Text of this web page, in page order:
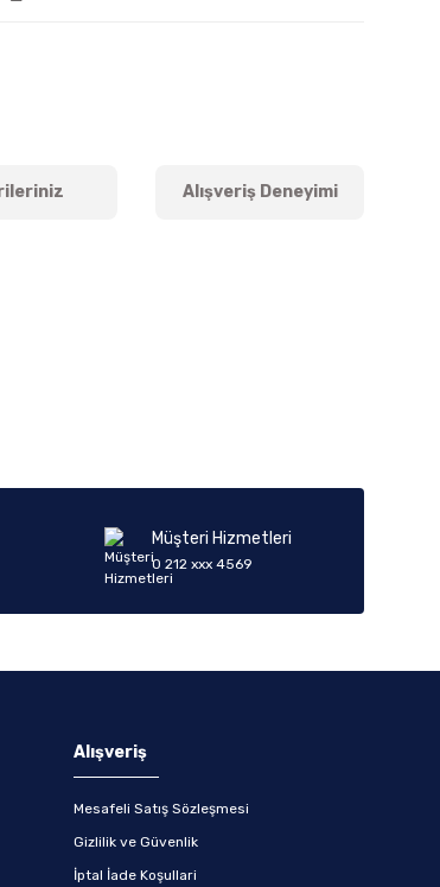
Alışveriş Deneyimi
Müşteri Hizmetleri
0 212 xxx 4569
Alışveriş
Mesafeli Satış Sözleşmesi
Gizlilik ve Güvenlik
İptal İade Koşullari